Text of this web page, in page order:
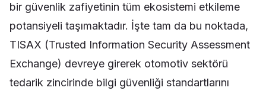
bir güvenlik zafiyetinin tüm ekosistemi etkileme
potansiyeli taşımaktadır. İşte tam da bu noktada,
TISAX (Trusted Information Security Assessment
Exchange) devreye girerek otomotiv sektörü
tedarik zincirinde bilgi güvenliği standartlarını